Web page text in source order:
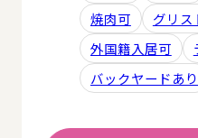
焼肉可
グリス
外国籍入居可
バックヤードあり